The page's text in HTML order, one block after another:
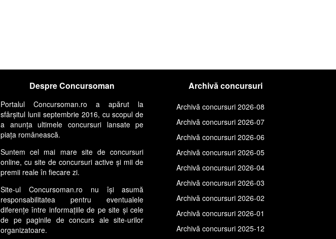
Despre Concursoman
Portalul Concursoman.ro a apărut la
sfârșitul lunii septembrie 2016, cu scopul de
a anunța ultimele concursuri lansate pe
piața românească.
Suntem cel mai mare site de concursuri
online, cu site de concursuri active și mii de
premii reale în fiecare zi.
Site-ul Concursoman.ro nu își asumă
responsabilitatea pentru eventualele
diferențe între informațiile de pe site și cele
de pe paginile de concurs ale site-urilor
organizatoare.
Archivă concursuri
Archivă concursuri 2026-08
Archivă concursuri 2026-07
Archivă concursuri 2026-06
Archivă concursuri 2026-05
Archivă concursuri 2026-04
Archivă concursuri 2026-03
Archivă concursuri 2026-02
Archivă concursuri 2026-01
Archivă concursuri 2025-12